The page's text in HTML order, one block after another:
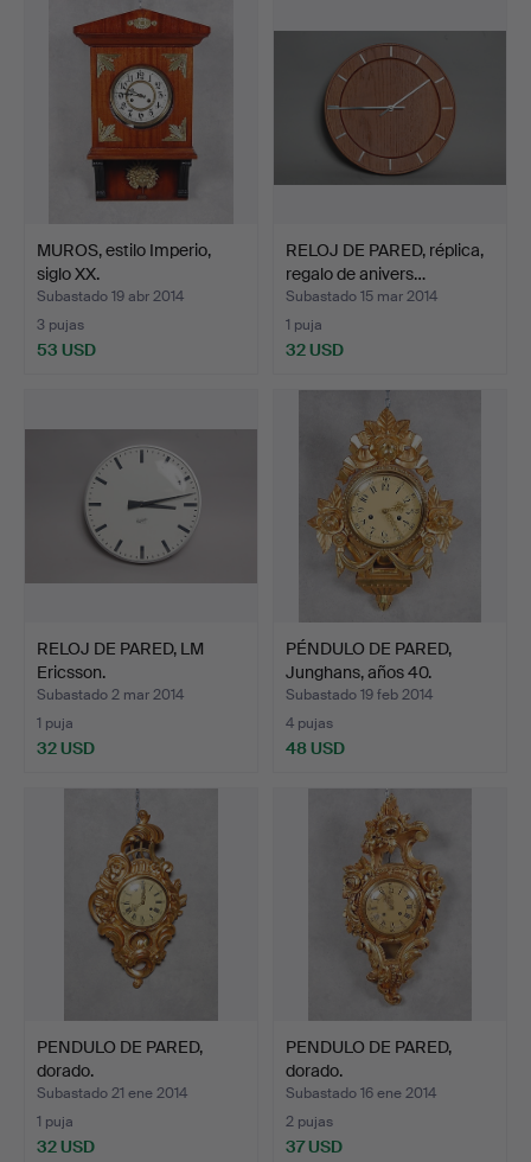
MUROS, estilo Imperio,
siglo XX.
Subastado 19 abr 2014
3 pujas
53 USD
RELOJ DE PARED, réplica,
regalo de anivers…
Subastado 15 mar 2014
1 puja
32 USD
RELOJ DE PARED, LM
Ericsson.
Subastado 2 mar 2014
1 puja
32 USD
PÉNDULO DE PARED,
Junghans, años 40.
Subastado 19 feb 2014
4 pujas
48 USD
PENDULO DE PARED,
dorado.
Subastado 21 ene 2014
1 puja
32 USD
PENDULO DE PARED,
dorado.
Subastado 16 ene 2014
2 pujas
37 USD